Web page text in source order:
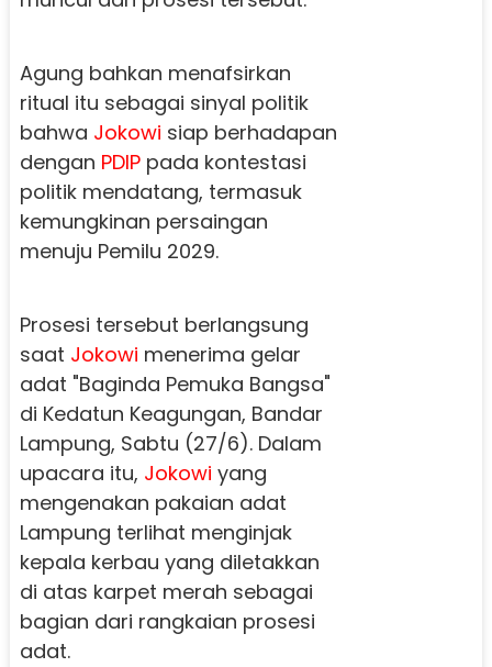
Agung bahkan menafsirkan
ritual itu sebagai sinyal politik
bahwa Jokowi siap berhadapan
dengan PDIPpada kontestasi
politik mendatang, termasuk
kemungkinan persaingan
menuju Pemilu 2029.
Prosesi tersebut berlangsung
saat Jokowi menerima gelar
adat "Baginda Pemuka Bangsa"
di Kedatun Keagungan, Bandar
Lampung, Sabtu (27/6). Dalam
upacara itu, Jokowi yang
mengenakan pakaian adat
Lampung terlihat menginjak
kepala kerbau yang diletakkan
di atas karpet merah sebagai
bagian dari rangkaian prosesi
adat.